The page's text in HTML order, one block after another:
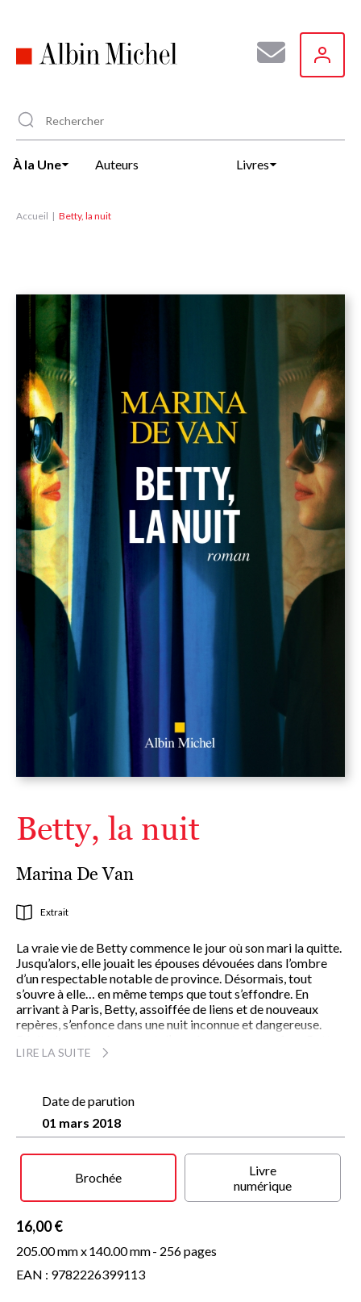
principal
À la Une Auteurs Livres
Accueil Betty, la nuit
Betty, la nuit
Marina De Van
Extrait
La vraie vie de Betty commence le jour où son mari la quitte.
Jusqu’alors, elle jouait les épouses dévouées dans l’ombre
d’un respectable notable de province. Désormais, tout
s’ouvre à elle… en même temps que tout s’effondre. En
arrivant à Paris, Betty, assoiffée de liens et de nouveaux
repères, s’enfonce dans une nuit inconnue et dangereuse.
la nuit raconte, à la manière d’un suspense, l’engrenage
réalisatrice Marina de Van donne à ce roman sombre la
dimension d’une expérience intérieure troublante.
LIRE LA SUITE
Date de parution
01 mars 2018
Brochée
Livre
numérique
16,00 €
205.00 mm x140.00 mm- 256 pages
EAN : 9782226399113